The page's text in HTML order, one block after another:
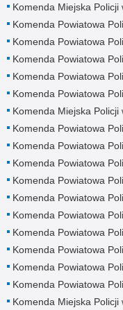
Komenda Miejska Policji
Komenda Powiatowa
Komenda Powiatowa
Komenda Powiatowa
Komenda Powiatowa
Komenda Powiatowa
Komenda Miejska Policji
Komenda Powiatowa
Komenda Powiatowa
Komenda Powiatowa
Komenda Powiatowa
Komenda Powiatowa
Komenda Powiatowa
Komenda Powiatowa
Komenda Powiatowa
Komenda Powiatowa
Komenda Powiatowa
Komenda Miejska Policji